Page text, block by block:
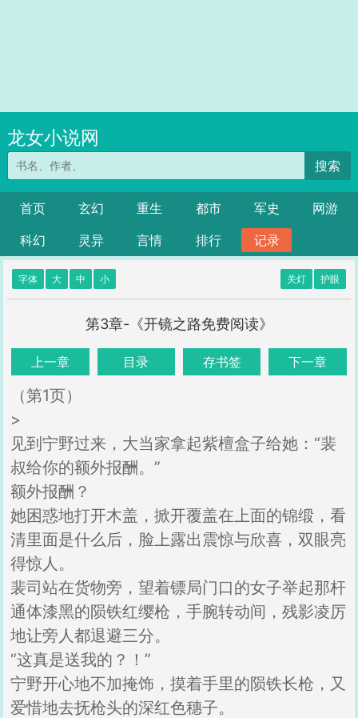
龙女小说网
搜索
首页 玄幻 重生 都市 军史
网游
科幻
灵异 言情 排行 记录
字体 大 中 小 关灯 护眼
第3章-《开镜之路免费阅读》
上一章 目录 存书签 下一章
（第1页）
>
见到宁野过来，大当家拿起紫檀盒子给她：“裴
叔给你的额外报酬。”
额外报酬？
她困惑地打开木盖，掀开覆盖在上面的锦缎，看
清里面是什么后，脸上露出震惊与欣喜，双眼亮
得惊人。
裴司站在货物旁，望着镖局门口的女子举起那杆
通体漆黑的陨铁红缨枪，手腕转动间，残影凌厉
地让旁人都退避三分。
“这真是送我的？！”
宁野开心地不加掩饰，摸着手里的陨铁长枪，又
爱惜地去抚枪头的深红色穗子。